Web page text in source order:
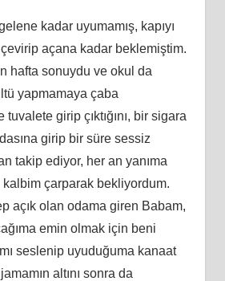
kadar uyumamış, kapıyı
çevirip açana kadar beklemiştim.
hafta sonuydu ve okul da
yapmamaya çaba
girip çıktığını, bir sigara
girip bir süre sessiz
takip ediyor, her an yanıma
çarparak bekliyordum.
açık olan odama giren Babam,
emin olmak için beni
seslenip uyuduğuma kanaat
altını sonra da